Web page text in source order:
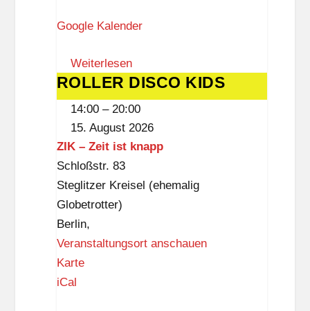
u
S
t
e
i
t
z
Google Kalender
Weiterlesen
ROLLER
DISCO
KIDS
ROLLER DISCO KIDS
14:00 – 20:00
15. August 2026
ZIK – Zeit ist knapp
Schloßstr. 83
Steglitzer Kreisel (ehemalig
Globetrotter)
Berlin,
Veranstaltungsort anschauen
KarteZ
iCal